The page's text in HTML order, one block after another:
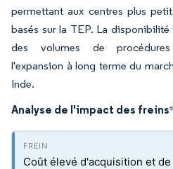
permettant aux centres plus
basés sur la TEP. La
des volumes de
l'expansion à long terme du
Inde.
Analyse de l'impact des freins
Coût élevé d'acquisition et